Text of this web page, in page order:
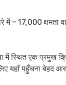
में – 17,000 क्षमता
में स्थित एक प्रमुख
यहाँ पहुँचना बेहद